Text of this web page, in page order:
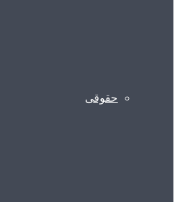
حقوقی